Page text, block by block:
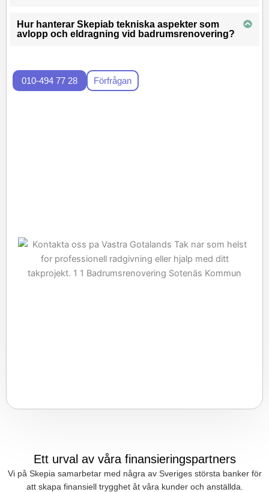
Hur hanterar Skepiab tekniska aspekter som
avlopp och eldragning vid badrumsrenovering?
010-494 77 28 Förfrågan
Ett urval av våra finansieringspartners
Vi på Skepia samarbetar med några av Sveriges största banker för
att skapa finansiell trygghet åt våra kunder och anställda.